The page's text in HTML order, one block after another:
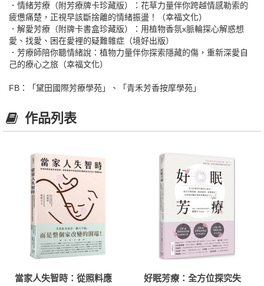
．情緒芳療（附芳療牌卡珍藏版）：花草力量伴你跨越情感勒索的
疲憊痛楚，正視早該斷捨離的情緒振盪！（幸福文化）
．解愛芳療（附牌卡書盒珍藏版）：用植物香氛x脈輪探心解惑想
愛、找愛、困在愛裡的疑難雜症（境好出版）
．芳療師陪你聽情緒說：植物力量伴你探索隱藏的傷，重新深愛自
己的療心之旅（幸福文化）
FB：「黛田國際芳療學苑」、「青禾芳香按摩學苑」
作品列表
當家人失智時：從照料應
好眠芳療：全方位探究失